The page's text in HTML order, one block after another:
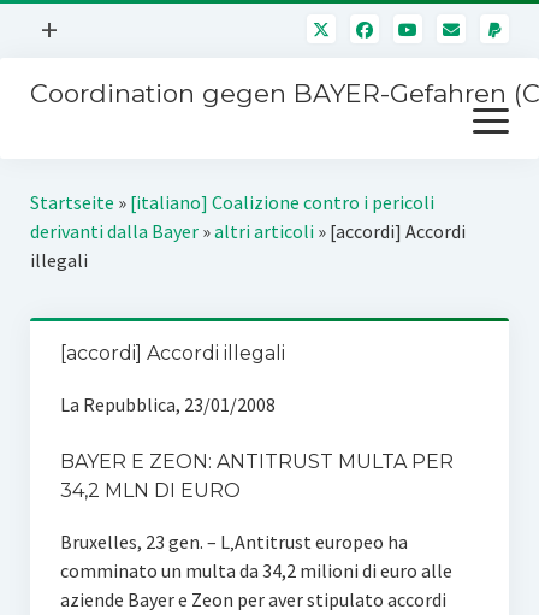
Menü
+
Mitmachen
Über uns
Kontakt
Impressum
Störfälle
Coordination gegen BAYER-Gefahren
Menü
öffnen
Kampagnen
Jahrestagung
SPENDEN
Startseite » [italiano] Coalizione contro i pericoli
derivanti dalla Bayer»altri articoli » [accordi] Accordi
illegali
[accordi] Accordi illegali
La Repubblica, 23/01/2008
BAYER E ZEON: ANTITRUST MULTA PER
34,2 MLN DI EURO
Bruxelles, 23 gen. – L‚Antitrust europeo ha
comminato un multa da 34,2 milioni di euro alle
aziende Bayer e Zeon per aver stipulato accordi